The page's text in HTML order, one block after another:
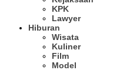
KPK
Lawyer
Hiburan
Wisata
Kuliner
Film
Model